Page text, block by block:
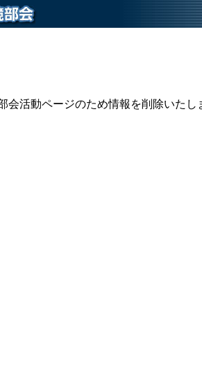
会活動ページのため情報を削除いたし